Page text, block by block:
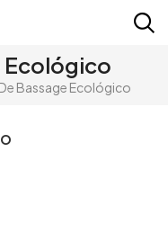
Ecológico
Bassage Ecológico